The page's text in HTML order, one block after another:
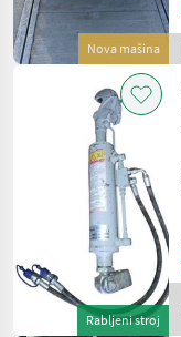
Nova mašina
Rabljeni stroj